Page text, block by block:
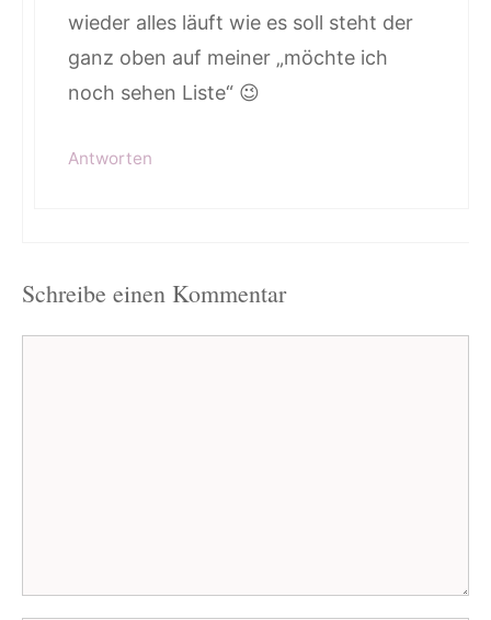
wieder alles läuft wie es soll steht der
ganz oben auf meiner „möchte ich
noch sehen Liste“ 😉
Antworten
Schreibe einen Kommentar